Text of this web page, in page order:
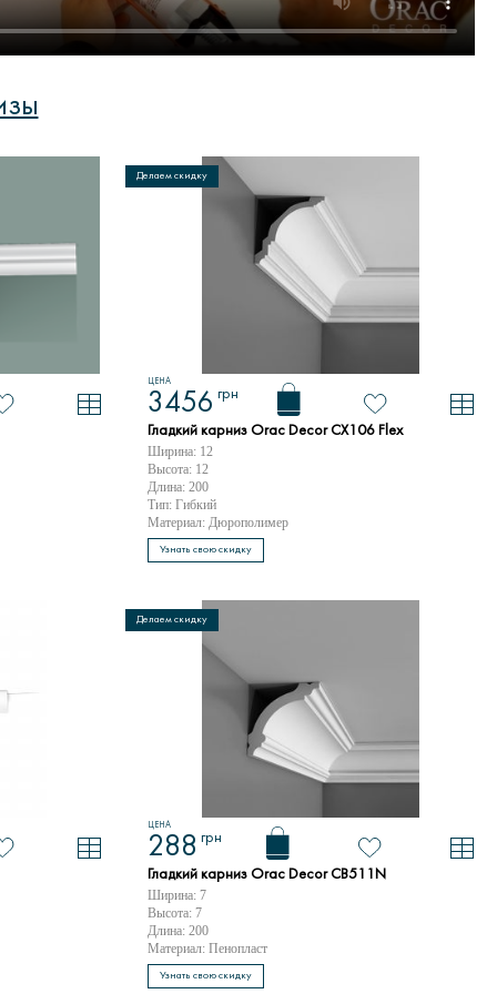
ЦЕНА
3456 грн
Гладкий карниз Orac Decor CX106 Flex
Ширина: 12
Высота: 12
Длина: 200
Тип: Гибкий
Материал: Дюрополимер
Узнать свою скидку
Делаем скидку
ЦЕНА
288 грн
Гладкий карниз Orac Decor CB511N
Ширина: 7
Высота: 7
Длина: 200
Материал: Пенопласт
Узнать свою скидку
Делаем скидку